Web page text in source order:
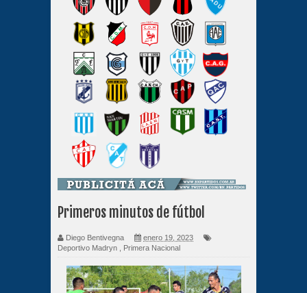
Primeros minutos de fútbol
Diego Bentivegna
enero 19, 2023
Deportivo Madryn
Primera Nacional